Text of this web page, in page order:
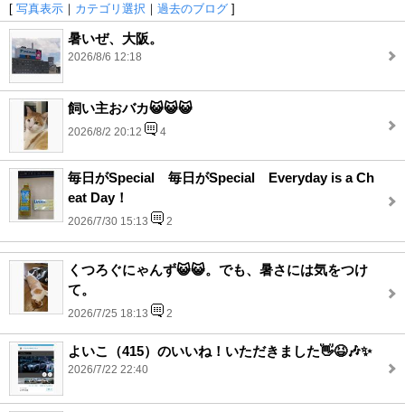
[ 写真表示 ｜ カテゴリ選択 ｜ 過去のブログ ]
暑いぜ、大阪。
2026/8/6 12:18
飼い主おバカ😺😺😺
2026/8/2 20:12 4
毎日がSpecial 毎日がSpecial Everyday is a Ch
eat Day！
2026/7/30 15:13 2
くつろぐにゃんず😺😺。でも、暑さには気をつけ
て。
2026/7/25 18:13 2
よいこ（415）のいいね！いただきました👋😆🎶✨
2026/7/22 22:40